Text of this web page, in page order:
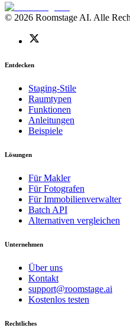
© 2026 Roomstage AI. Alle
Entdecken
Staging-Stile
Raumtypen
Funktionen
Anleitungen
Beispiele
Lösungen
Für Makler
Für Fotografen
Für Immobilienverwalter
Batch API
Alternativen vergleichen
Unternehmen
Über uns
Kontakt
support@roomstage.ai
Kostenlos testen
Rechtliches